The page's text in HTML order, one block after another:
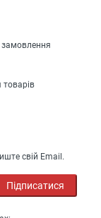
замовлення
товарів
свій Email.
Підписатися